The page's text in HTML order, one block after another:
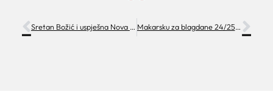
Sretan Božić i uspješna Nova 2025. godina! Makarsku za blagdane 24/25 posjetilo 1.800 gostiju